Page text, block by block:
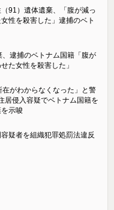
91）遺体遺棄、「腹が減っ
性を殺害した」逮捕のベト
逮捕のベトナム国籍「腹が
た女性を殺害した」
在がわからなくなった」と警
侵入容疑でベトナム国籍を
示唆
疑者を組織犯罪処罰法違反